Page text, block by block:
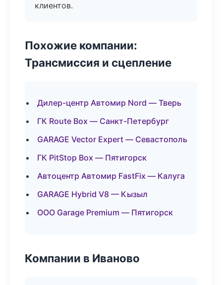
клиентов.
Похожие компании:
Трансмиссия и сцепление
Дилер-центр Автомир Nord — Тверь
ГК Route Box — Санкт-Петербург
GARAGE Vector Expert — Севастополь
ГК PitStop Box — Пятигорск
Автоцентр Автомир FastFix — Калуга
GARAGE Hybrid V8 — Кызыл
ООО Garage Premium — Пятигорск
Компании в Иваново